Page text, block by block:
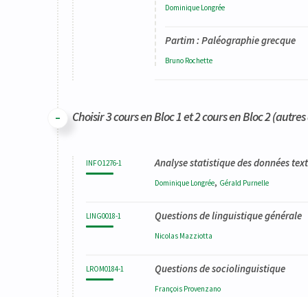
Dominique Longrée
Partim : Paléographie grecque
Bruno Rochette
Choisir 3 cours en Bloc 1 et 2 cours en Bloc 2
INFO1276-1 Analyse statistique des données
Dominique Longrée, Gérald Purnelle
LING0018-1 Questions de linguistique générale
Nicolas Mazziotta
LROM0184-1 Questions de sociolinguistique
François Provenzano